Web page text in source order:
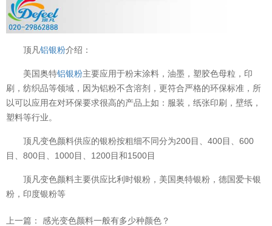
顶凡铝银粉介绍：
美国奥特铝银粉主要应用于粉末涂料，油墨，塑胶色母粒，印
刷，纺织品等领域，因为铝粉不含溶剂，更符合严格的环保标准，所
以可以应用在对环保要求很高的产品上如：服装，纸张印刷，壁纸，
塑料等行业。
顶凡变色颜料供应的银粉按粗细不同分为200目、400目、600
目、800目、1000目、1200目和1500目
顶凡变色颜料主要供应比利时银粉，美国奥特银粉，德国爱卡银
粉，印度银粉等
上一篇： 感光变色颜料一般有多少种颜色？